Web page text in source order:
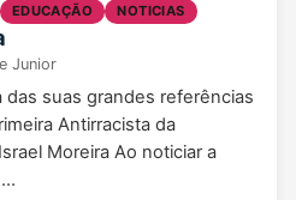
EDUCAÇÃO NOTICIAS
Junior
suas grandes referências
Antirracista da
Moreira Ao noticiar a